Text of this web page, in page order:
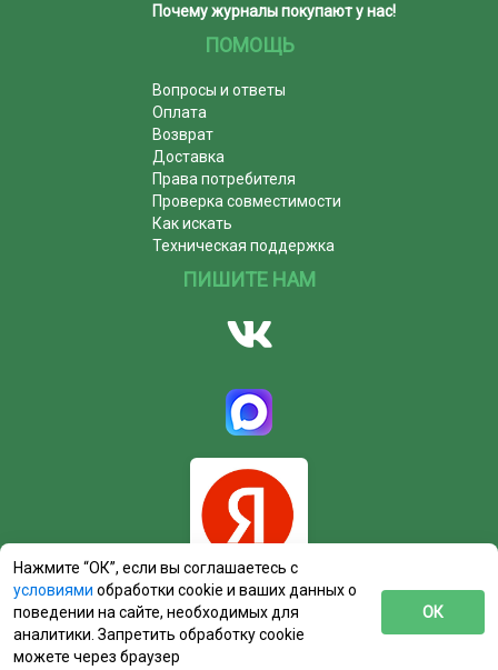
Почему журналы покупают у нас!
ПОМОЩЬ
Вопросы и ответы
Оплата
Возврат
Доставка
Права потребителя
Проверка совместимости
Как искать
Техническая поддержка
ПИШИТЕ НАМ
Нажмите “ОК”, если вы соглашаетесь с
условиями обработки cookie и ваших данных о
поведении на сайте, необходимых для
аналитики. Запретить обработку cookie
можете через браузер
ОК